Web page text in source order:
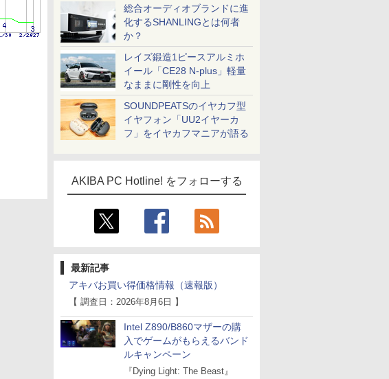
総合オーディオブランドに進
化するSHANLINGとは何者
か？
レイズ鍛造1ピースアルミホ
イール「CE28 N-plus」軽量
なままに剛性を向上
SOUNDPEATSのイヤカフ型
イヤフォン「UU2イヤーカ
フ」をイヤカフマニアが語る
AKIBA PC Hotline! をフォローする
最新記事
アキバお買い得価格情報（速報版）
【 調査日：2026年8月6日 】
Intel Z890/B860マザーの購
入でゲームがもらえるバンド
ルキャンペーン
『Dying Light: The Beast』